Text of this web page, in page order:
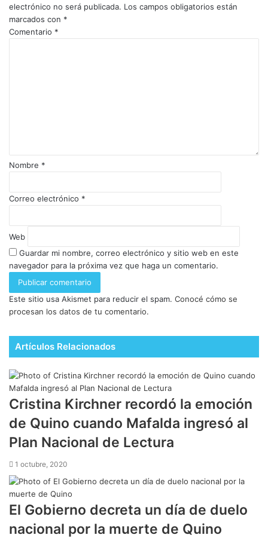
electrónico no será publicada. Los campos obligatorios están
marcados con *
Comentario *
Nombre *
Correo electrónico *
Web
Guardar mi nombre, correo electrónico y sitio web en este
navegador para la próxima vez que haga un comentario.
Este sitio usa Akismet para reducir el spam. Conocé cómo se
procesan los datos de tu comentario.
Artículos Relacionados
Cristina Kirchner recordó la emoción
de Quino cuando Mafalda ingresó al
Plan Nacional de Lectura
1 octubre, 2020
El Gobierno decreta un día de duelo
nacional por la muerte de Quino